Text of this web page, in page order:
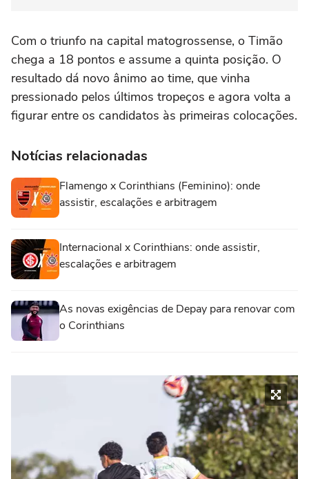
Com o triunfo na capital matogrossense, o Timão
chega a 18 pontos e assume a quinta posição. O
resultado dá novo ânimo ao time, que vinha
pressionado pelos últimos tropeços e agora volta a
figurar entre os candidatos às primeiras colocações.
Notícias relacionadas
Flamengo x Corinthians (Feminino): onde
assistir, escalações e arbitragem
Internacional x Corinthians: onde assistir,
escalações e arbitragem
As novas exigências de Depay para renovar com
o Corinthians